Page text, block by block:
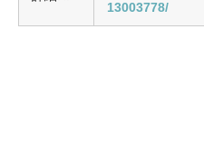
13003778/